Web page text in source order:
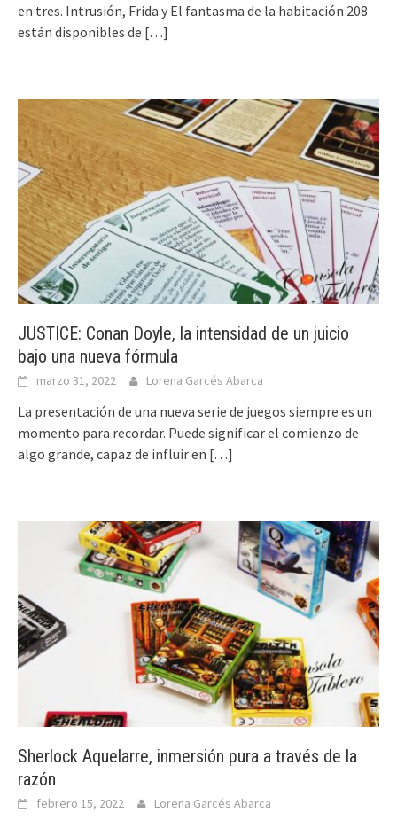
en tres. Intrusión, Frida y El fantasma de la habitación 208
están disponibles de […]
JUSTICE: Conan Doyle, la intensidad de un juicio
bajo una nueva fórmula
marzo 31, 2022 Lorena Garcés Abarca
La presentación de una nueva serie de juegos siempre es un
momento para recordar. Puede significar el comienzo de
algo grande, capaz de influir en […]
Sherlock Aquelarre, inmersión pura a través de la
razón
febrero 15, 2022 Lorena Garcés Abarca